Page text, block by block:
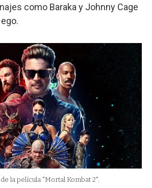
como Baraka y Johnny Cage
la película "Mortal Kombat 2".